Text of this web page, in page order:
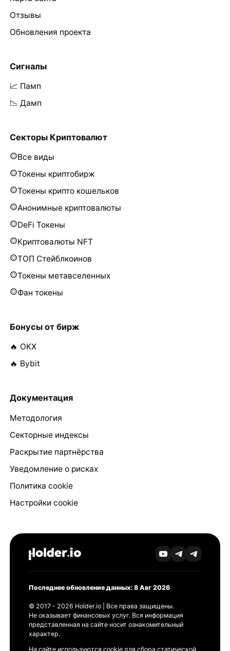
Отзывы
Обновления проекта
Сигналы
📈 Памп
📉 Дамп
Секторы Криптовалют
Все виды
Токены криптобирж
Токены крипто кошельков
Анонимные криптовалюты
DeFi Токены
Криптовалюты NFT
ТОП Стейблкоинов
Токены метавселенных
Фан токены
Бонусы от бирж
🔥 OKX
🔥 Bybit
Документация
Методология
Секторные индексы
Раскрытие партнёрства
Уведомление о рисках
Политика cookie
Настройки cookie
Последнее обновление данных: 8 Авг 2026
© 2017 - 2026 Holder.io | Все права защищены.
Не оказывает финансовых услуг. Вся информация
представленная на сайте носит ознакомительный
характер.
На сайте используются cookie для сбора статической